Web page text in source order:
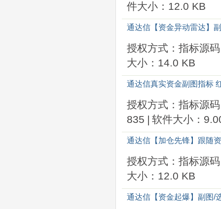
件大小：12.0 KB
通达信【资金异动雷达】
授权方式：指标源码
大小：14.0 KB
通达信真实资金副图指标
授权方式：指标源码
835 | 软件大小：
通达信【加仓先锋】跟随
授权方式：指标源码
大小：12.0 KB
通达信【资金起爆】副图/